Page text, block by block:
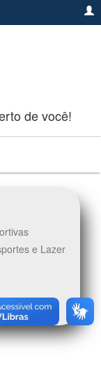
de você!
e Lazer